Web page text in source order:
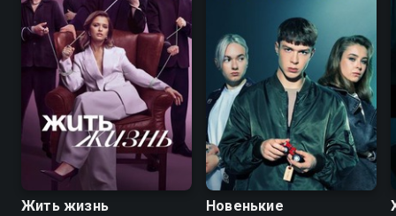
7.5 5.8
Жить жизнь
6.8 5.1
Новенькие